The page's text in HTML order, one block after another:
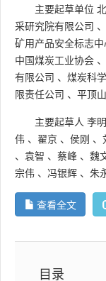
主要起草单位
采研究院有限公司 、
矿用产品安全标志中
中国煤炭工业协会 、
有限公司 、 煤炭科
限责任公司 、 平顶
主要起草人 李
伟 、 翟京 、 侯刚 、
、 袁智 、 蔡峰 、 魏
宗伟 、 冯银辉 、 朱
查看全文
目录